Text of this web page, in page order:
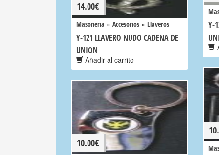
Y-
14.00€
Masoneria » Accesorios » Llaveros
Y-121 LLAVERO NUDO CADENA DE
UNION
Añadir al carrito
10.00€